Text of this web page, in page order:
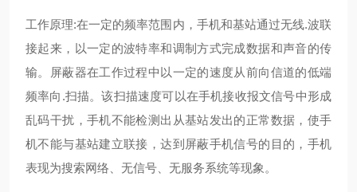
工作原理:在一定的频率范围内，手机和基站通过无线.波联
接起来，以一定的波特率和调制方式完成数据和声音的传
输。屏蔽器在工作过程中以一定的速度从前向信道的低端
频率向.扫描。该扫描速度可以在手机接收报文信号中形成
乱码干扰，手机不能检测出从基站发出的正常数据，使手
机不能与基站建立联接，达到屏蔽手机信号的目的，手机
表现为搜索网络、无信号、无服务系统等现象。